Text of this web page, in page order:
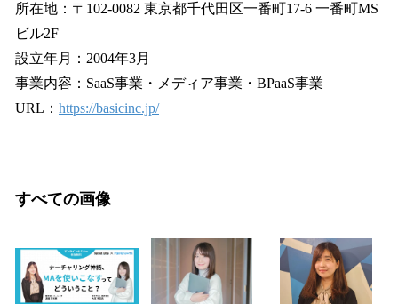
所在地：〒102-0082 東京都千代田区一番町17-6 一番町MS
ビル2F
設立年月：2004年3月
事業内容：SaaS事業・メディア事業・BPaaS事業
URL： https://basicinc.jp/
すべての画像